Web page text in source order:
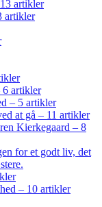
artikler
artikler
6 artikler
– 5 artikler
at gå – 11 artikler
Kierkegaard – 8
for et godt liv, det
– 10 artikler